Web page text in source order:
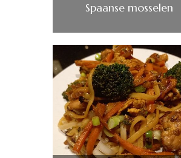
Spaanse mosselen